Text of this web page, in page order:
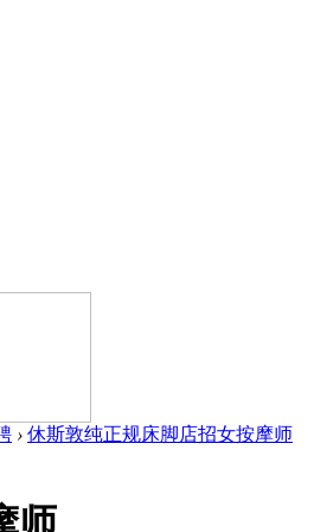
› 休斯敦纯正规床脚店招女按摩师
师